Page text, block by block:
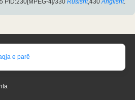
PID:230[MPEG-4]/330 Rusisht,430 Anglisht.
e parë